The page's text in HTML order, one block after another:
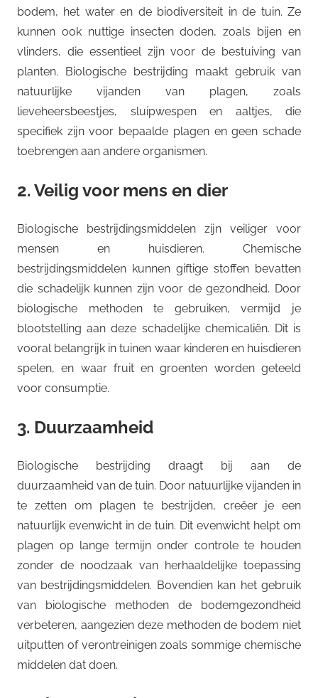
bodem, het water en de biodiversiteit in de tuin. Ze
kunnen ook nuttige insecten doden, zoals bijen en
vlinders, die essentieel zijn voor de bestuiving van
planten. Biologische bestrijding maakt gebruik van
natuurlijke vijanden van plagen, zoals
lieveheersbeestjes, sluipwespen en aaltjes, die
specifiek zijn voor bepaalde plagen en geen schade
toebrengen aan andere organismen.
2. Veilig voor mens en dier
Biologische bestrijdingsmiddelen zijn veiliger voor
mensen en huisdieren. Chemische
bestrijdingsmiddelen kunnen giftige stoffen bevatten
die schadelijk kunnen zijn voor de gezondheid. Door
biologische methoden te gebruiken, vermijd je
blootstelling aan deze schadelijke chemicaliën. Dit is
vooral belangrijk in tuinen waar kinderen en huisdieren
spelen, en waar fruit en groenten worden geteeld
voor consumptie.
3. Duurzaamheid
Biologische bestrijding draagt bij aan de
duurzaamheid van de tuin. Door natuurlijke vijanden in
te zetten om plagen te bestrijden, creëer je een
natuurlijk evenwicht in de tuin. Dit evenwicht helpt om
plagen op lange termijn onder controle te houden
zonder de noodzaak van herhaaldelijke toepassing
van bestrijdingsmiddelen. Bovendien kan het gebruik
van biologische methoden de bodemgezondheid
verbeteren, aangezien deze methoden de bodem niet
uitputten of verontreinigen zoals sommige chemische
middelen dat doen.